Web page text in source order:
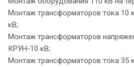
Монтаж трансформаторов тока 10
кВ;
Монтаж трансформаторов
КРУН-10 кВ;
Монтаж трансформаторов тока 35